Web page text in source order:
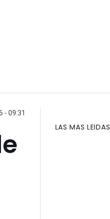
- 09:31
LAS MAS LEIDAS